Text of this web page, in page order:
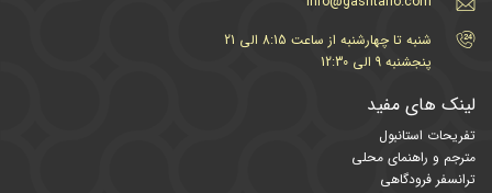
شنبه تا چهارشنبه از ساعت 8:15 الی 21
پنجشنبه 9 الی 12:30
لینک های مفید
تفریحات استانبول
مترجم و راهنمای محلی
ترانسفر فرودگاهی